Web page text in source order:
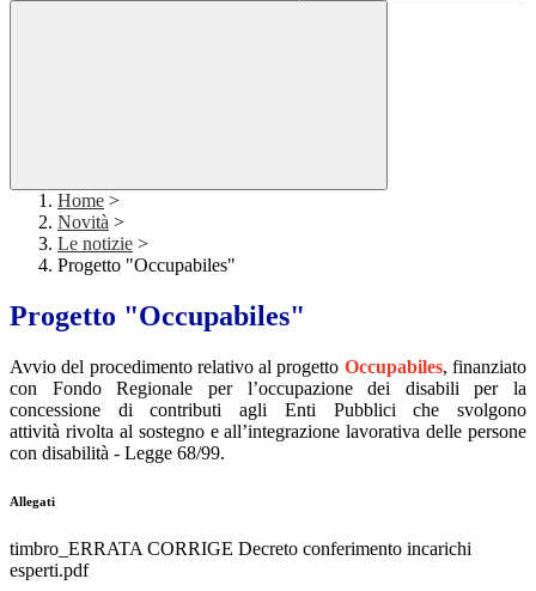
Home >
Novità >
Le notizie >
Progetto "Occupabiles"
Progetto "Occupabiles"
Avvio del procedimento relativo al progetto Occupabiles, finanziato
con Fondo Regionale per l’occupazione dei disabili per la
concessione di contributi agli Enti Pubblici che svolgono
attività rivolta al sostegno e all’integrazione lavorativa delle persone
con disabilità - Legge 68/99.
Allegati
timbro_ERRATA CORRIGE Decreto conferimento incarichi
esperti.pdf